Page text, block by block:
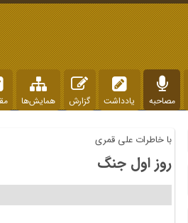
مصاحبه یادداشت گزارش همایش‌ها
با خاطرات علی قمری
روز اول جنگ